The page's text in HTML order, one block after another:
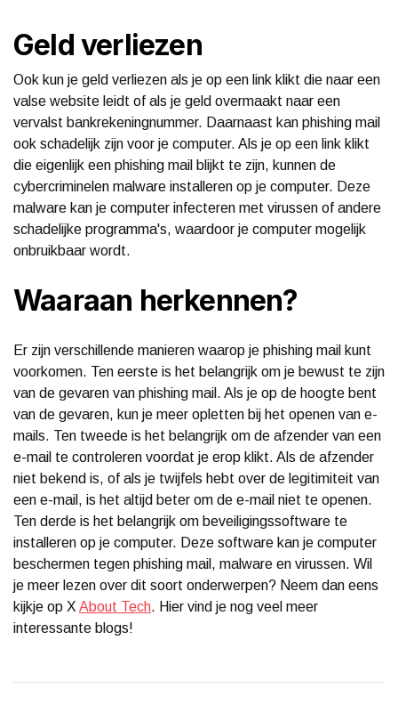
Geld verliezen
Ook kun je geld verliezen als je op een link klikt die naar een
valse website leidt of als je geld overmaakt naar een
vervalst bankrekeningnummer. Daarnaast kan phishing mail
ook schadelijk zijn voor je computer. Als je op een link klikt
die eigenlijk een phishing mail blijkt te zijn, kunnen de
cybercriminelen malware installeren op je computer. Deze
malware kan je computer infecteren met virussen of andere
schadelijke programma's, waardoor je computer mogelijk
onbruikbaar wordt.
Waaraan herkennen?
Er zijn verschillende manieren waarop je phishing mail kunt
voorkomen. Ten eerste is het belangrijk om je bewust te zijn
van de gevaren van phishing mail. Als je op de hoogte bent
van de gevaren, kun je meer opletten bij het openen van e-
mails. Ten tweede is het belangrijk om de afzender van een
e-mail te controleren voordat je erop klikt. Als de afzender
niet bekend is, of als je twijfels hebt over de legitimiteit van
een e-mail, is het altijd beter om de e-mail niet te openen.
Ten derde is het belangrijk om beveiligingssoftware te
installeren op je computer. Deze software kan je computer
beschermen tegen phishing mail, malware en virussen. Wil
je meer lezen over dit soort onderwerpen? Neem dan eens
kijkje op X About Tech. Hier vind je nog veel meer
interessante blogs!